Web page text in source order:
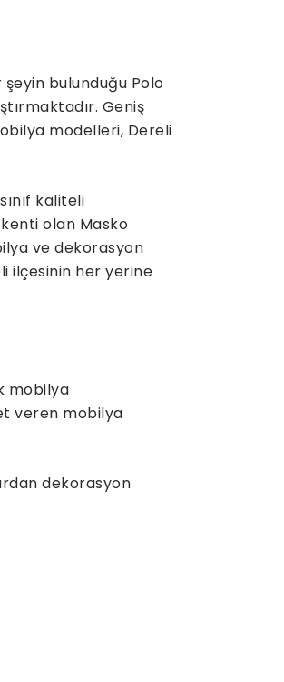
bulunduğu Polo
Geniş
modelleri, Dereli
kaliteli
olan Masko
ve dekorasyon
ilçesinin her yerine
mobilya
veren mobilya
dekorasyon